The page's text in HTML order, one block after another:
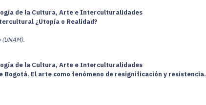
de la Cultura, Arte e Interculturalidades
¿Utopía o Realidad?
de la Cultura, Arte e Interculturalidades
Bogotá. El arte como fenómeno de resignificación y resistencia.